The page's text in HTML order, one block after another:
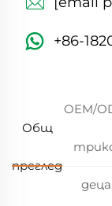
+86-
Общ
преглед
OEM/